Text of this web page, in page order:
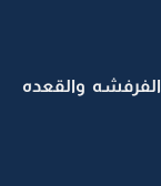
والقعده